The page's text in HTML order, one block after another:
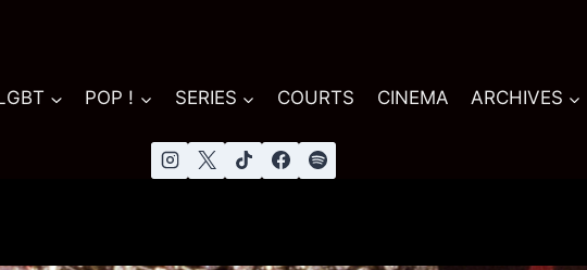
POP ! SERIES COURTS CINEMA ARCHIVES